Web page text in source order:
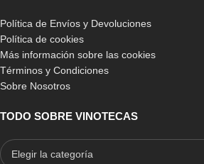
Política de Envíos y Devoluciones
Política de cookies
Más información sobre las cookies
Términos y Condiciones
Sobre Nosotros
TODO SOBRE VINOTECAS